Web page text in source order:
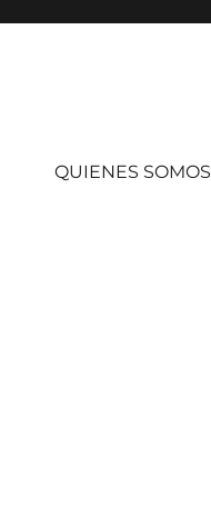
QUIENES SOMOS